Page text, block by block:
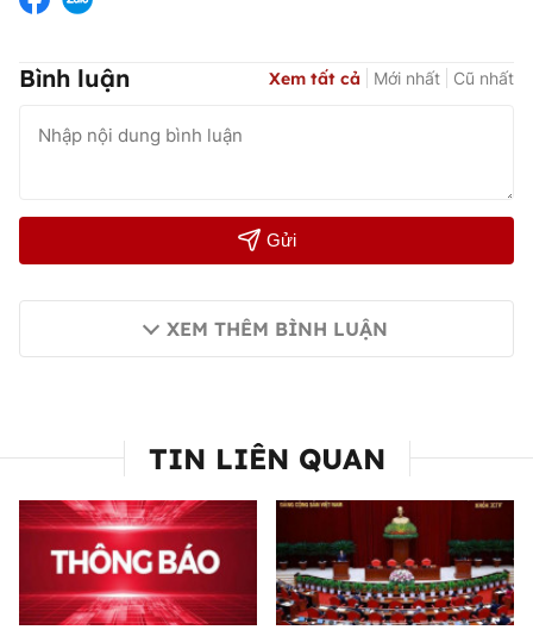
Bình luận Xem tất cả Mới nhất Cũ nhất
Gửi
XEM THÊM BÌNH LUẬN
TIN LIÊN QUAN